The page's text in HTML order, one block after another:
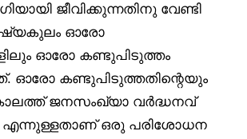
ജീവിക്കുന്നതിനു വേണ്ടി
ഓരോ
ഓരോ കണ്ടുപിടുത്തം
ഓരോ കണ്ടുപിടുത്തതിന്റെയും
ജനസംഖ്യാ വർദ്ധനവ്
എന്നുള്ളതാണ് ഒരു പരിശോധന